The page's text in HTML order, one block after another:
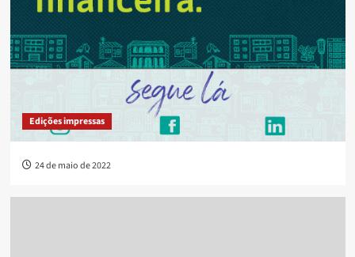
Edições impressas
24 de maio de 2022